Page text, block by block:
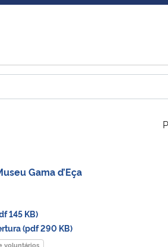
Gama d’Eça
145 KB)
(pdf 290 KB)
voluntários